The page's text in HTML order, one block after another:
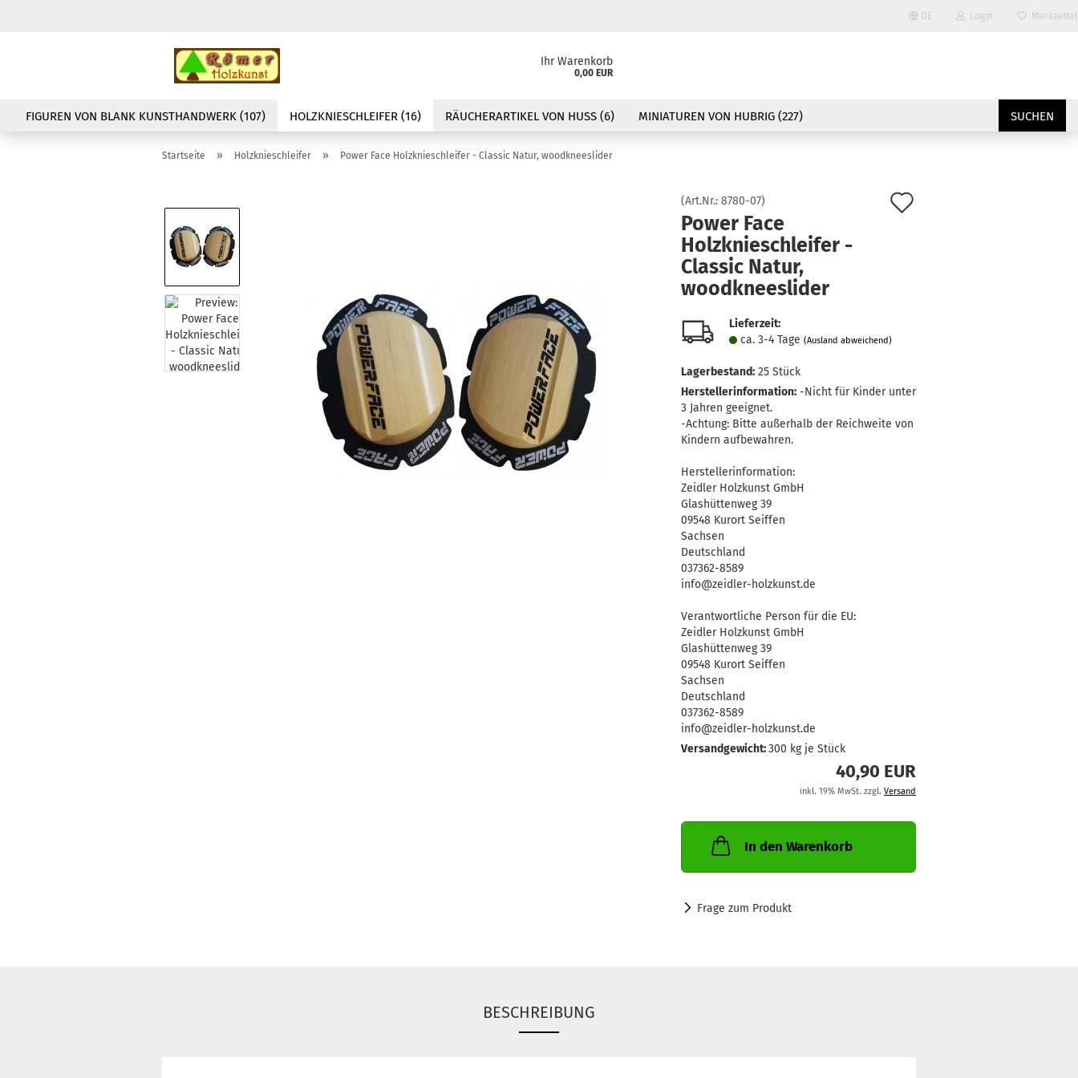
DE
Lieferland
Login
Konto erstellen
Passwort vergessen?
Merkzettel
Ihr Warenkorb
0,00 EUR
FIGUREN VON BLANK KUNSTHANDWERK (107) HOLZKNIESCHLEIFER (16) RÄUCHERARTIKEL VON HUSS (6) MINIATUREN VON HUBRIG (227) SUCHEN
Startseite » Holzknieschleifer » Power Face Holzknieschleifer - Classic Natur, woodkneeslider
(Art.Nr.: 8780-07)
Power Face
Holzknieschleifer -
Classic Natur,
woodkneeslider
Lieferzeit:
ca. 3-4 Tage (Ausland abweichend)
Lagerbestand: 25 Stück
Herstellerinformation: -Nicht für Kinder unter
3 Jahren geeignet.
-Achtung: Bitte außerhalb der Reichweite von
Kindern aufbewahren.
Herstellerinformation:
Zeidler Holzkunst GmbH
Glashüttenweg 39
09548 Kurort Seiffen
Sachsen
Deutschland
037362-8589
info@zeidler-holzkunst.de
Verantwortliche Person für die EU:
Zeidler Holzkunst GmbH
Glashüttenweg 39
09548 Kurort Seiffen
Sachsen
Deutschland
037362-8589
info@zeidler-holzkunst.de
Versandgewicht:300 kg je Stück
40,90 EUR
inkl. 19% MwSt. zzgl. Versand
In den Warenkorb
Frage zum Produkt
BESCHREIBUNG